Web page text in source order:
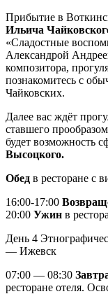
Прибытие в
Ильича
«Сладостные
Александрой
композитора,
познакомитесь с
Чайковских.
Далее вас ждёт
ставшего
будет возможность
Высоцкого.
Обед в ресторане с
16:00-17:00
20:00 Ужин в
День 4
— Ижевск
07:00 — 08:30
ресторане отеля.